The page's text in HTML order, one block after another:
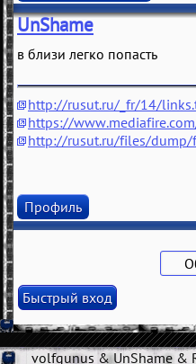
UnShame
в близи легко попасть
http://rusut.ru/_fr/14/
https://
http://rusut.ru/files/dump/
Профиль
volfgunus & UnShame &